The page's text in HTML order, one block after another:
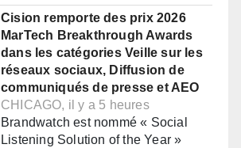
Cision remporte des prix 2026
MarTech Breakthrough Awards
dans les catégories Veille sur les
réseaux sociaux, Diffusion de
communiqués de presse et AEO
CHICAGO, il y a 5 heures
Brandwatch est nommé « Social
Listening Solution of the Year »